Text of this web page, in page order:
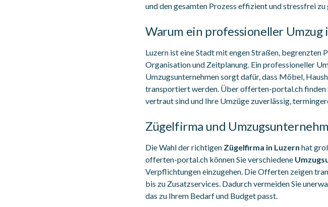
und den gesamten Prozess effizient und stressfrei zu
Warum ein professioneller Umzug
Luzern ist eine Stadt mit engen Straßen,
Organisation und Zeitplanung. Ein professioneller
Umzugsunternehmen sorgt dafür, dass Möbel,
transportiert werden. Über offerten-portal.ch finden
vertraut sind und Ihre Umzüge zuverlässig,
Zügelfirma und
Die Wahl der richtigen Zügelfirma in Luzern hat
offerten-portal.ch können Sie verschiedene
Verpflichtungen einzugehen. Die Offerten zeigen
bis zu Zusatzservices. Dadurch vermeiden Sie
das zu Ihrem Bedarf und Budget passt.